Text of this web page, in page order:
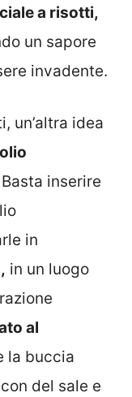
a risotti,
un sapore
invadente.
un’altra idea
olio
Basta inserire
in
in un luogo
al
la buccia
del sale e